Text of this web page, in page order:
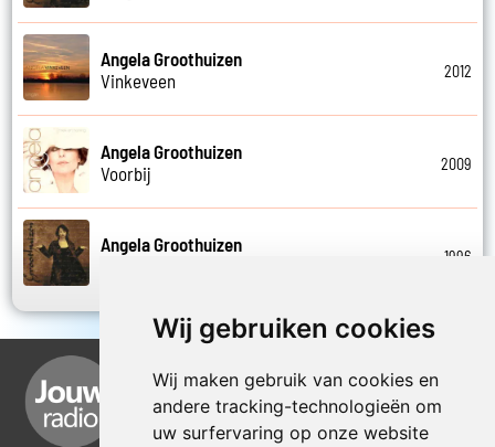
Wij gebruiken cookies
Wij maken gebruik van cookies en
andere tracking-technologieën om
uw surfervaring op onze website
Angela Groothuizen
Vinkeveen
2012
Angela Groothuizen
Voorbij
2009
Angela Groothuizen
1996